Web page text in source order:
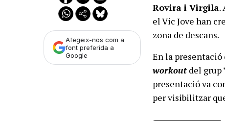
Afegeix-nos com a
font preferida a
Google
Rovira i Virgila.
el Vic Jove han
zona de descans.
En la presentació
workout del grup
presentació va
per visibilitzar